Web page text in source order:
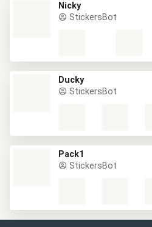
Nicky
StickersBot
Ducky
StickersBot
Pack1
StickersBot